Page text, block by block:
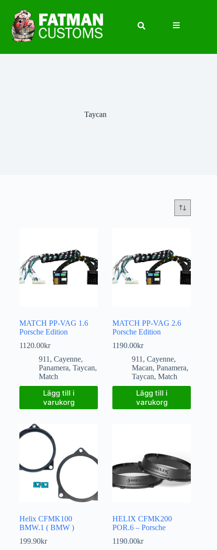
Taycan
MATCH PP-VAG 1.6
Porsche Edition
1120.00kr
911 , Cayenne,
Panamera, Taycan,
Match
Lägg till i
varukorg
MATCH PP-VAG 2.6
Porsche Edition
1190.00kr
911 ,Cayenne,
Macan,Panamera,
Taycan,Match
Lägg till i
varukorg
Helix CFMK100
BMW.1 ( BMW )
199.90kr
HELIX CFMK200
POR.6 – Porsche
1190.00kr